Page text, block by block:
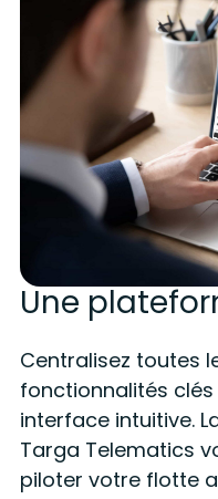
Une
Centralisez toutes
fonctionnalités
interface intuitive.
Targa Telematics
piloter votre flotte